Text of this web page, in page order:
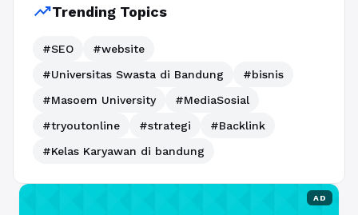
trending_upTrending Topics
#SEO
#website
#Universitas Swasta di Bandung
#bisnis
#Masoem University
#MediaSosial
#tryoutonline
#strategi
#Backlink
#Kelas Karyawan di bandung
AD